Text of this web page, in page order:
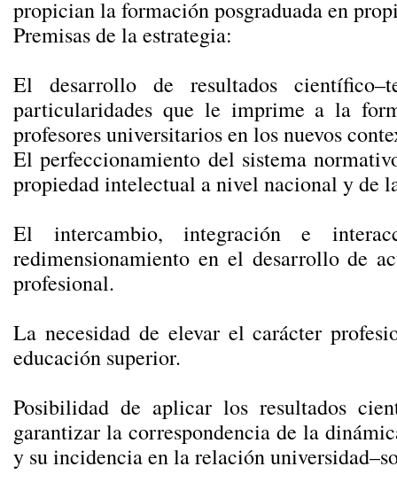
propician la formación posgraduada en
Premisas de la estrategia:
El desarrollo de resultados
particularidades que le imprime a la
profesores universitarios en los nuevos
El perfeccionamiento del sistema
propiedad intelectual a nivel nacional y de
El intercambio, integración e
redimensionamiento en el desarrollo de
profesional.
La necesidad de elevar el carácter
educación superior.
Posibilidad de aplicar los resultados
garantizar la correspondencia de la
y su incidencia en la relación